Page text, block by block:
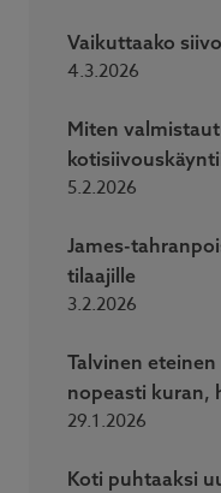
Vaikuttaako
4.3.2026
Miten
5.2.2026
James-
tilaajille
3.2.2026
Talvinen
nopeasti kuran,
29.1.2026
Koti puhtaaksi